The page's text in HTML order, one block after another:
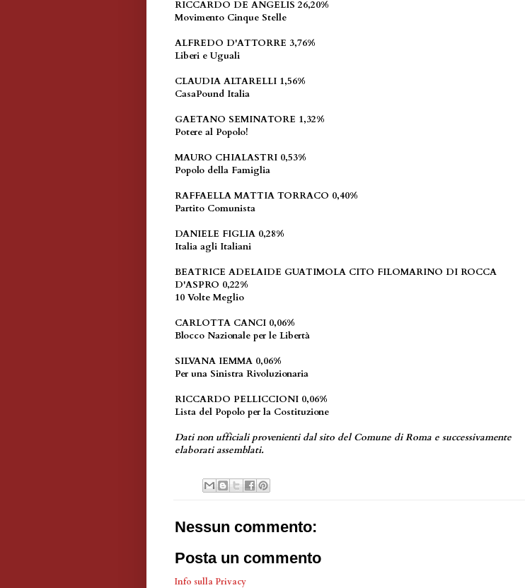
RICCARDO DE ANGELIS 26,20%
Movimento Cinque Stelle
ALFREDO D'ATTORRE 3,76%
Liberi e Uguali
CLAUDIA ALTARELLI 1,56%
CasaPound Italia
GAETANO SEMINATORE 1,32%
Potere al Popolo!
MAURO CHIALASTRI 0,53%
Popolo della Famiglia
RAFFAELLA MATTIA TORRACO 0,40%
Partito Comunista
DANIELE FIGLIA 0,28%
Italia agli Italiani
BEATRICE ADELAIDE GUATIMOLA CITO FILOMARINO DI ROCCA
D'ASPRO 0,22%
10 Volte Meglio
CARLOTTA CANCI 0,06%
Blocco Nazionale per le Libertà
SILVANA IEMMA 0,06%
Per una Sinistra Rivoluzionaria
RICCARDO PELLICCIONI 0,06%
Lista del Popolo per la Costituzione
Dati non ufficiali provenienti dal sito del Comune di Roma e successivamente
elaborati assemblati.
Nessun commento:
Posta un commento
Info sulla Privacy